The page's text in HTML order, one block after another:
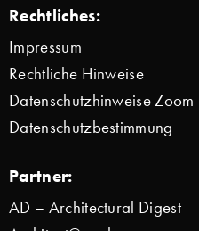
Rechtliches:
Impressum
Rechtliche Hinweise
Datenschutzhinweise Zoom
Datenschutzbestimmung
Partner:
AD – Architectural Digest